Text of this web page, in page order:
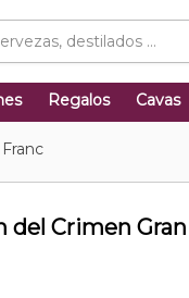
Regalos Cavas
del Crimen